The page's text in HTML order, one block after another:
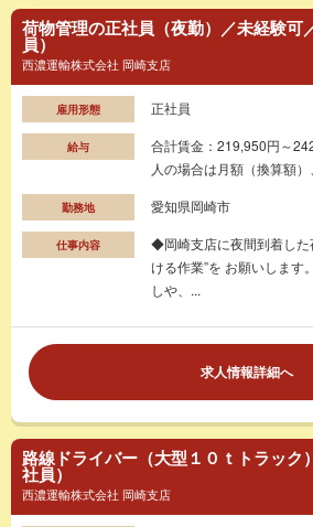
荷物管理の正社員（夜勤）／未経験可
員）
西濃運輸株式会社 岡崎支店
雇用形態 正社員
給与
合計賃金：219,950円～
人の場合は月額（換算額
勤務地 愛知県岡崎市
仕事内容
◆岡崎支店に夜間到着した
ける作業”を お願いします
しや、...
求人情報詳細へ
路線ドライバー（大型１０ｔトラック
社員）
西濃運輸株式会社 岡崎支店